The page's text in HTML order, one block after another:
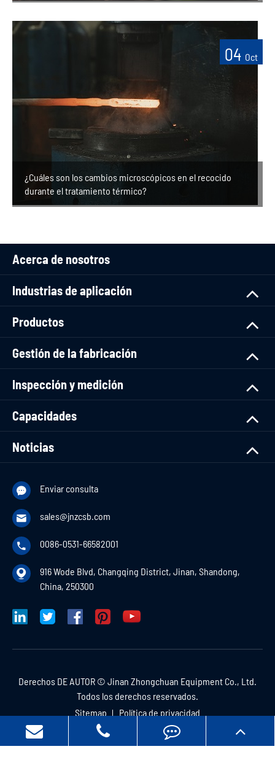
04 Oct
¿Cuáles son los cambios microscópicos en el recocido
durante el tratamiento térmico?
Acerca de nosotros
Industrias de aplicación
Productos
Gestión de la fabricación
Inspección y medición
Capacidades
Noticias
 Enviar consulta
 sales@jnzcsb.com
 0086-0531-66582001

916 Wode Blvd, Changqing District, Jinan, Shandong,
China, 250300
Derechos DE AUTOR © Jinan Zhongchuan Equipment Co., Ltd.
Todos los derechos reservados.
Sitemap
Política de privacidad